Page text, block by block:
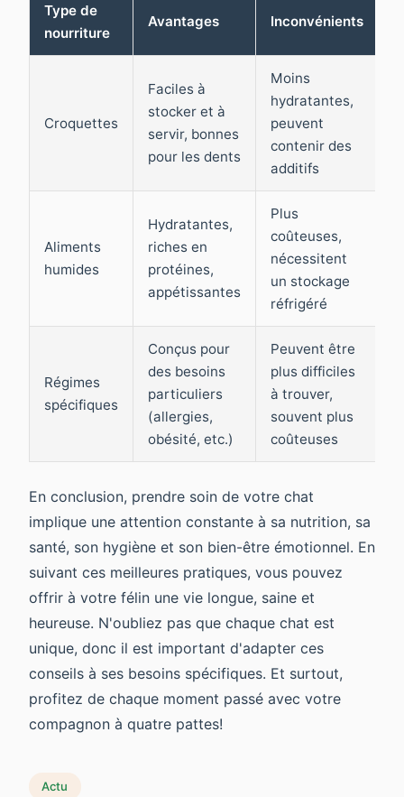
Type de
nourriture
Avantages Inconvénients
Croquettes
Faciles à
stocker et à
servir, bonnes
pour les dents
Moins
hydratantes,
peuvent
contenir des
additifs
Aliments
humides
Hydratantes,
riches en
protéines,
appétissantes
Plus
coûteuses,
nécessitent
un stockage
réfrigéré
Régimes
spécifiques
Conçus pour
des besoins
particuliers
(allergies,
obésité, etc.)
Peuvent être
plus difficiles
à trouver,
souvent plus
coûteuses
En conclusion, prendre soin de votre chat
implique une attention constante à sa nutrition, sa
santé, son hygiène et son bien-être émotionnel. En
suivant ces meilleures pratiques, vous pouvez
offrir à votre félin une vie longue, saine et
heureuse. N'oubliez pas que chaque chat est
unique, donc il est important d'adapter ces
conseils à ses besoins spécifiques. Et surtout,
profitez de chaque moment passé avec votre
compagnon à quatre pattes!
Actu